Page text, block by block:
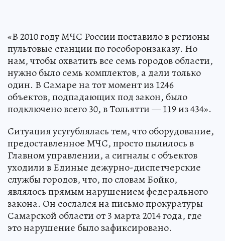
«В 2010 году МЧС России поставило в регионы
пультовые станции по гособоронзаказу. Но
нам, чтобы охватить все семь городов области,
нужно было семь комплектов, а дали только
один. В Самаре на тот момент из 1246
объектов, подпадающих под закон, было
подключено всего 30, в Тольятти — 119 из 434».
Ситуация усугублялась тем, что оборудование,
предоставленное МЧС, просто пылилось в
Главном управлении, а сигналы с объектов
уходили в Единые дежурно-диспетчерские
службы городов, что, по словам Бойко,
являлось прямым нарушением федерального
закона. Он сослался на письмо прокуратуры
Самарской области от 3 марта 2014 года, где
это нарушение было зафиксировано.